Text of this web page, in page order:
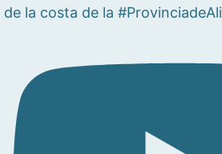
de la costa de la